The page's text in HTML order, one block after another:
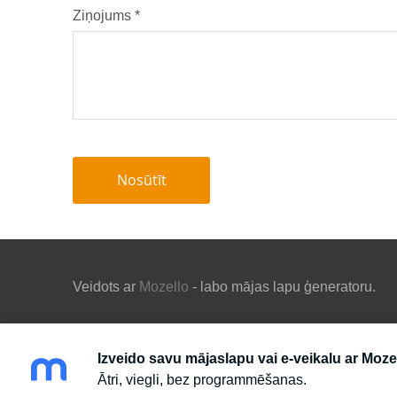
Ziņojums *
Veidots ar Mozello - labo mājas lapu ģeneratoru.
Izveido savu mājaslapu vai e-veikalu ar
Ātri, viegli, bez programmēšanas.